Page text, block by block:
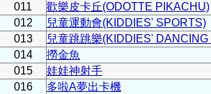
011
歡樂皮卡丘(ODOTTE PIKACHU)
012
兒童運動會(KIDDIES' SPORTS)
013
兒童跳跳樂(KIDDIES' DANCING
014
撈金魚
015
娃娃神射手
016
多啦A夢出卡機